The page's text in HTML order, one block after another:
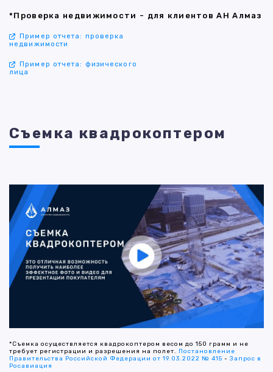
*Проверка недвижимости - для клиентов АН Алмаз
Пример отчета: проверка
недвижимости
Пример отчета: физического
лица
Съемка квадрокоптером
*Съемка осуществляется квадрокоптером весом до 150 грамм и не
требует регистрации и разрешения на полет. Постановление
Правительства Российской Федерации от 19.03.2022 № 415 -Запрос в
Росавиация